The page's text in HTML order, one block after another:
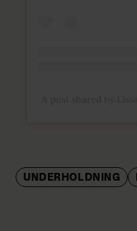
UNDERHOLDNING